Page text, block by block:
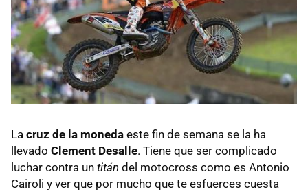
La cruz de la moneda este fin de semana se la ha
llevado Clement Desalle. Tiene que ser complicado
luchar contra un titán del motocross como es Antonio
Cairoli y ver que por mucho que te esfuerces cuesta